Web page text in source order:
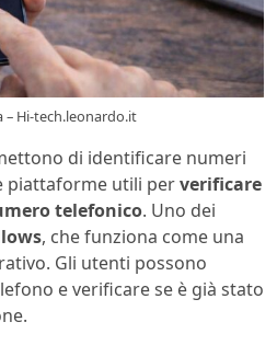
Hi-tech.leonardo.it
di identificare numeri
piattaforme utili perverificare
telefonico. Uno dei
, che funziona come una
Gli utenti possono
e verificare se è già stato